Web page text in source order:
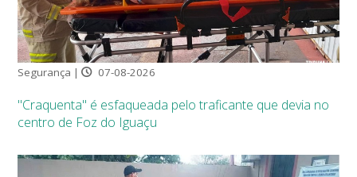
Segurança | 07-08-2026
"Craquenta" é esfaqueada pelo traficante que devia no
centro de Foz do Iguaçu